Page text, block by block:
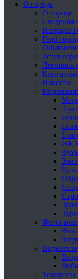
О городе
О городе
Сведения
Награды
Герб
Устав
Летопись
Книга
Новости
Телефоны